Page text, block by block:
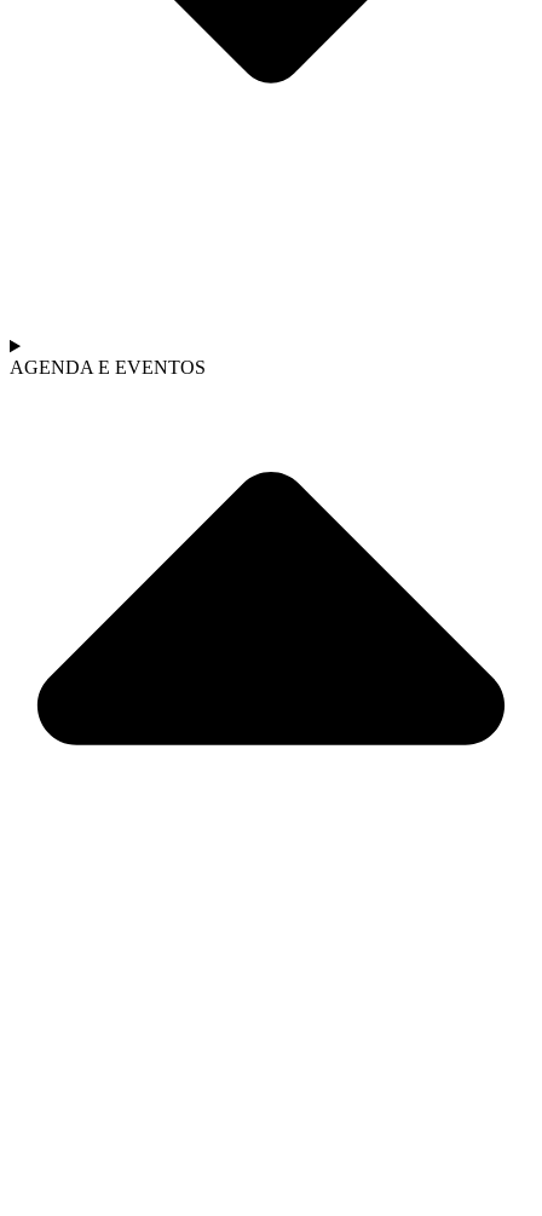
AGENDA E EVENTOS